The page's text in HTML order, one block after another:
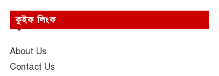
কুইক লিংক
About Us
Contact Us